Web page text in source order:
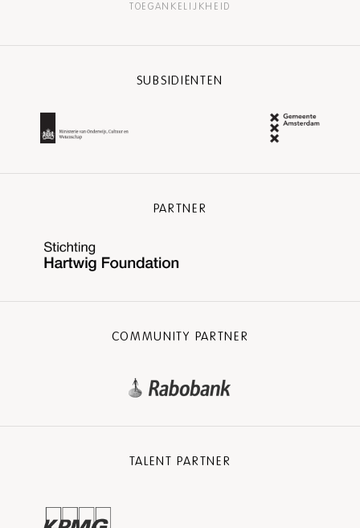
TOEGANKELIJKHEID
SUBSIDIËNTEN
PARTNER
COMMUNITY PARTNER
TALENT PARTNER